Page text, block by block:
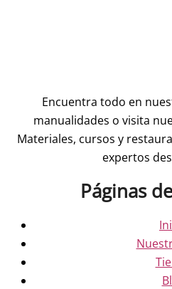
Encuentra todo en
manualidades o visita
Materiales, cursos y
expertos
Páginas